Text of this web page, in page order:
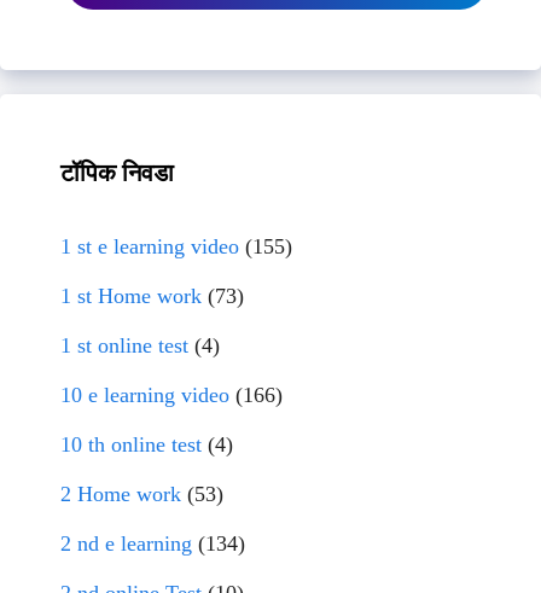
टॉपिक निवडा
1 st e learning video (155)
1 st Home work (73)
1 st online test (4)
10 e learning video (166)
10 th online test (4)
2 Home work (53)
2 nd e learning (134)